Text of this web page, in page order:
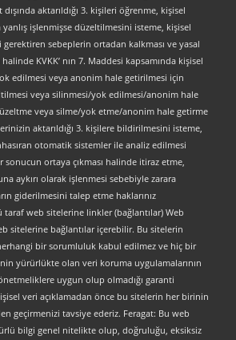
aktarıldığı 3. kişileri öğrenme, kişisel
işlenmişse düzeltilmesini isteme, kişisel
sebeplerin ortadan kalkması ve yasal
KVKK’ nın 7. Maddesi kapsamında kişisel
edilmesi veya anonim hale getirilmesi için
veya silinmesi/yok edilmesi/anonim hale
veya silme/yok etme/anonim hale getirme
aktarıldığı 3. kişilere bildirilmesini isteme,
otomatik sistemler ile analiz edilmesi
ortaya çıkması halinde itiraz etme,
aykırı olarak işlenmesi sebebiyle zarara
giderilmesini talep etme haklarınız
taraf web sitelerine linkler (bağlantılar) Web
sitelerine bağlantılar içerebilir. Bu sitelerin
bir sorumluluk kabul edilmez ve hiç bir
yürürlükte olan veri koruma uygulamalarının
uygun olup olmadığı garanti
veri açıklamadan önce bu sitelerin her birinin
geçirmenizi tavsiye ederiz. Feragat: Bu web
bilgi genel nitelikte olup, doğruluğu, eksiksiz